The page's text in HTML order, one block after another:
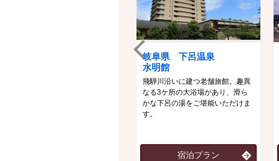
岐阜県 下呂温泉
水明館
飛騨川沿いに建つ老舗旅館。趣異
なる3ケ所の大浴場があり、滑ら
かな下呂の湯をご堪能いただけま
す。
宿泊プラン